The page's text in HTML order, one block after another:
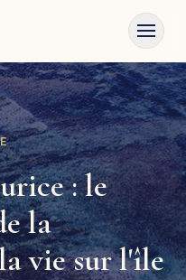
: le
la
vie sur l'île